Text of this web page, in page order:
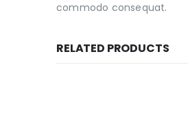
commodo consequat.
RELATED PRODUCTS